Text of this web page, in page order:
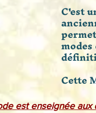
C'est
Cette
est enseignée aux